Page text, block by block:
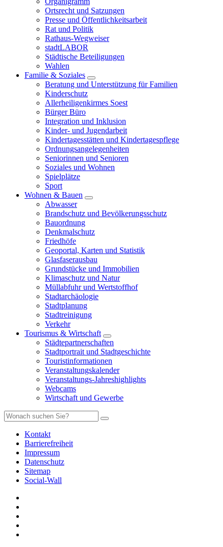
Ortsrecht und Satzungen
Presse und Öffentlichkeitsarbeit
Rat und Politik
Rathaus-Wegweiser
stadtLABOR
Städtische Beteiligungen
Wahlen
Familie & Soziales
Beratung und Unterstützung für Familien
Kinderschutz
Allerheiligenkirmes Soest
Bürger Büro
Integration und Inklusion
Kinder- und Jugendarbeit
Kindertagesstätten und Kindertagespflege
Ordnungsangelegenheiten
Seniorinnen und Senioren
Soziales und Wohnen
Spielplätze
Sport
Wohnen & Bauen
Abwasser
Brandschutz und Bevölkerungsschutz
Bauordnung
Denkmalschutz
Friedhöfe
Geoportal, Karten und Statistik
Glasfaserausbau
Grundstücke und Immobilien
Klimaschutz und Natur
Müllabfuhr und Wertstoffhof
Stadtarchäologie
Stadtplanung
Stadtreinigung
Verkehr
Tourismus & Wirtschaft
Städtepartnerschaften
Stadtportrait und Stadtgeschichte
Touristinformationen
Veranstaltungskalender
Veranstaltungs-Jahreshighlights
Webcams
Wirtschaft und Gewerbe
Kontakt
Barrierefreiheit
Impressum
Datenschutz
Sitemap
Social-Wall